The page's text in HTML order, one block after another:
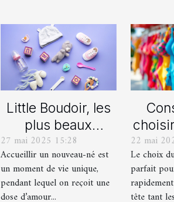
Little Boudoir, les
plus beaux
cadeaux de
naissance
personnalisés !
27 mai 2025 15:28
Accueillir un nouveau-né est
un moment de vie unique,
pendant lequel on reçoit une
dose d’amour...
de
22 mai
Le choix
parfait
tête tant